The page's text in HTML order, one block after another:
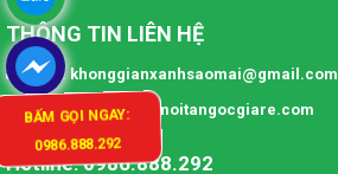
THÔNG TIN LIÊN HỆ
Email: khonggianxanhsaomai@gmail.com
Website: www.dietmoitangocgiare.com
Hotline: 0986.888.292
BẤM GỌI NGAY:
0986.888.292